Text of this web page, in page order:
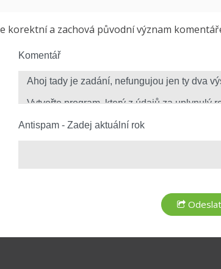
korektní a zachová původní význam
Komentář
Antispam - Zadej aktuální rok